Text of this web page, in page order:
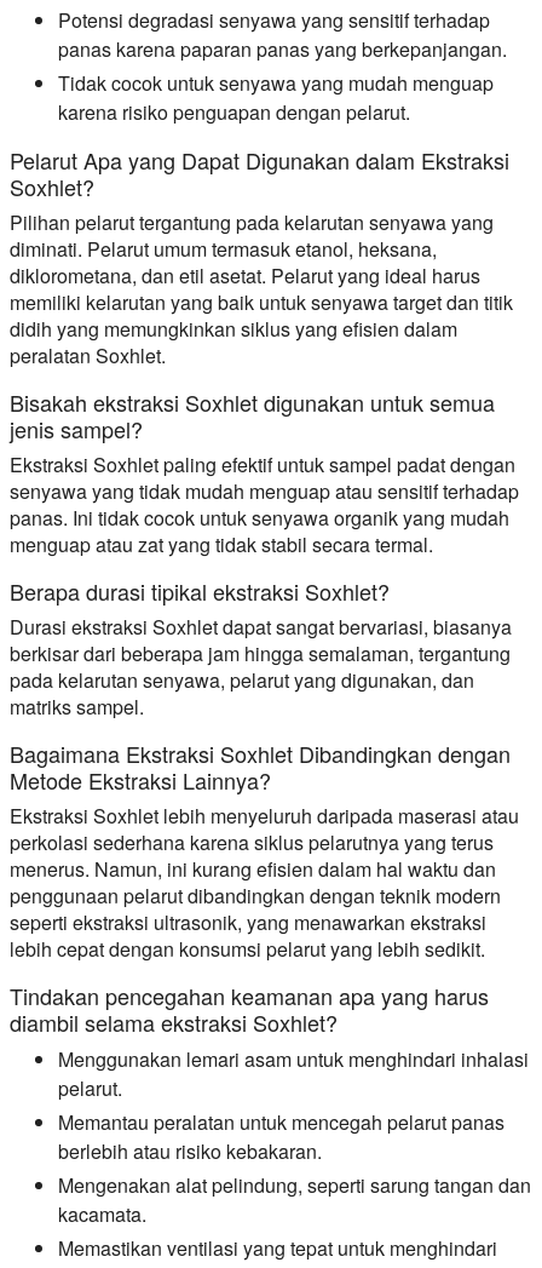
Potensi degradasi senyawa yang sensitif terhadap
panas karena paparan panas yang berkepanjangan.
Tidak cocok untuk senyawa yang mudah menguap
karena risiko penguapan dengan pelarut.
Pelarut Apa yang Dapat Digunakan dalam Ekstraksi
Soxhlet?
Pilihan pelarut tergantung pada kelarutan senyawa yang
diminati. Pelarut umum termasuk etanol, heksana,
diklorometana, dan etil asetat. Pelarut yang ideal harus
memiliki kelarutan yang baik untuk senyawa target dan titik
didih yang memungkinkan siklus yang efisien dalam
peralatan Soxhlet.
Bisakah ekstraksi Soxhlet digunakan untuk semua
jenis sampel?
Ekstraksi Soxhlet paling efektif untuk sampel padat dengan
senyawa yang tidak mudah menguap atau sensitif terhadap
panas. Ini tidak cocok untuk senyawa organik yang mudah
menguap atau zat yang tidak stabil secara termal.
Berapa durasi tipikal ekstraksi Soxhlet?
Durasi ekstraksi Soxhlet dapat sangat bervariasi, biasanya
berkisar dari beberapa jam hingga semalaman, tergantung
pada kelarutan senyawa, pelarut yang digunakan, dan
matriks sampel.
Bagaimana Ekstraksi Soxhlet Dibandingkan dengan
Metode Ekstraksi Lainnya?
Ekstraksi Soxhlet lebih menyeluruh daripada maserasi atau
perkolasi sederhana karena siklus pelarutnya yang terus
menerus. Namun, ini kurang efisien dalam hal waktu dan
penggunaan pelarut dibandingkan dengan teknik modern
seperti ekstraksi ultrasonik, yang menawarkan ekstraksi
lebih cepat dengan konsumsi pelarut yang lebih sedikit.
Tindakan pencegahan keamanan apa yang harus
diambil selama ekstraksi Soxhlet?
Menggunakan lemari asam untuk menghindari inhalasi
pelarut.
Memantau peralatan untuk mencegah pelarut panas
berlebih atau risiko kebakaran.
Mengenakan alat pelindung, seperti sarung tangan dan
kacamata.
Memastikan ventilasi yang tepat untuk menghindari